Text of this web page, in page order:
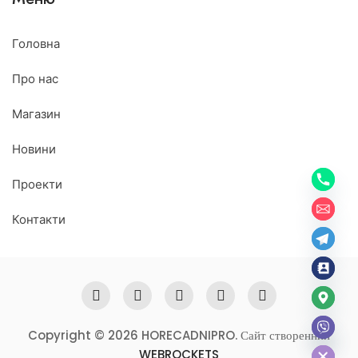
Головна
Про нас
Магазин
Новини
Проекти
Контакти
Copyright © 2026 HORECADNIPRO. Сайт створенний
WEBROCKETS
Hide chaty